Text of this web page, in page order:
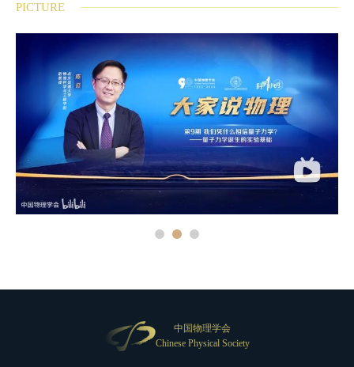
PICTURE
中国物理学会
Chinese Physical Society